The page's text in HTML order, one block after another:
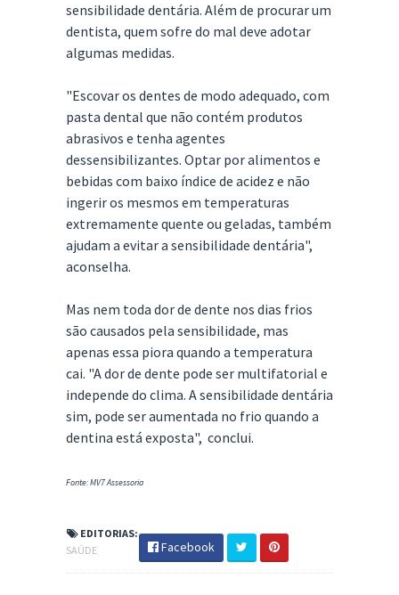
sensibilidade dentária. Além de procurar um
dentista, quem sofre do mal deve adotar
algumas medidas.
"Escovar os dentes de modo adequado, com
pasta dental que não contém produtos
abrasivos e tenha agentes
dessensibilizantes. Optar por alimentos e
bebidas com baixo índice de acidez e não
ingerir os mesmos em temperaturas
extremamente quente ou geladas, também
ajudam a evitar a sensibilidade dentária",
aconselha.
Mas nem toda dor de dente nos dias frios
são causados pela sensibilidade, mas
apenas essa piora quando a temperatura
cai. "A dor de dente pode ser multifatorial e
independe do clima. A sensibilidade dentária
sim, pode ser aumentada no frio quando a
dentina está exposta", conclui.
Fonte: MV7 Assessoria
EDITORIAS:
SAÚDE
Facebook